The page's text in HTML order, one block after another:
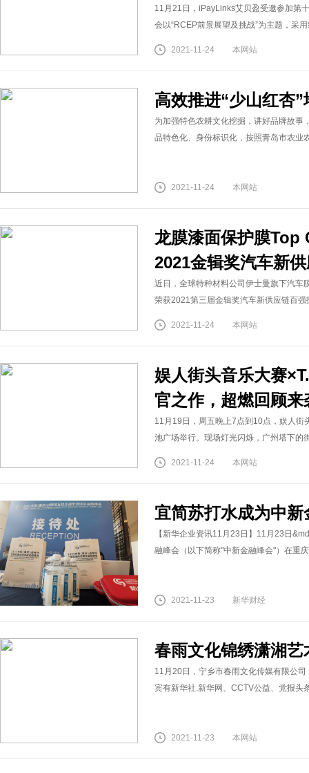
11月21日，iPayLinks艾贝盈受邀参加第
会以“RCEP前景展望及挑战”为主题，采
2021-11-24 本网站
高效推进“少山红杏
为加强特色农耕文化挖掘，讲好品牌故事
品特色化、身份标识化，按照青岛市农业
2021-11-24 本网站
龙膜漆面保护膜
2021金辑奖汽车新
近日，全球特种材料公司伊士曼旗下汽车
荣获2021第三届金辑奖汽车新供应链百强
2021-11-24 本网站
娱人街头音乐大赛
官之作，超燃回顾来
11月19日，周五晚上7点到10点，娱人街
池广场举行。现场灯光闪烁，广州塔下的
2021-11-24 本网站
宜简苏打水成为中
【新华企业资讯11月23日】11月23日
融峰会（以下简称"中新金融峰会"）在重
2021-11-23 新华财经
春雨文化锦绣潇湘
11月20日，宁乡市春雨文化传媒有限公
宾有新华社.新华网、CCTV公益、党报头
2021-11-23 本网站